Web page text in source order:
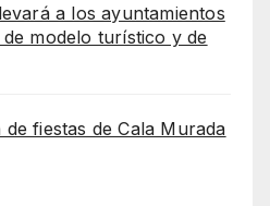
a los ayuntamientos
modelo turístico y de
de fiestas de Cala Murada